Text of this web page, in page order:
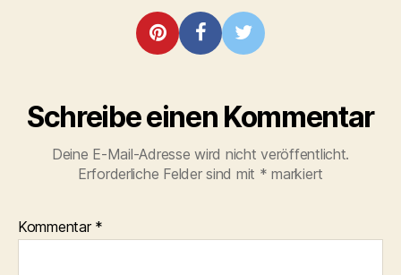
Schreibe einen Kommentar
Deine E-Mail-Adresse wird nicht veröffentlicht.
Erforderliche Felder sind mit * markiert
Kommentar *